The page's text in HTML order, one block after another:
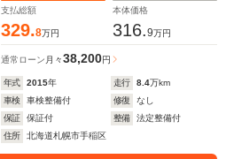
支払総額
329.8万円
本体価格
316.9万円
通常ローン 月々38,200円
年式 2015年 走行 8.4万km
車検
車検整備付 修復
なし
保証
保証付 整備
法定整備付
住所
北海道札幌市手稲区